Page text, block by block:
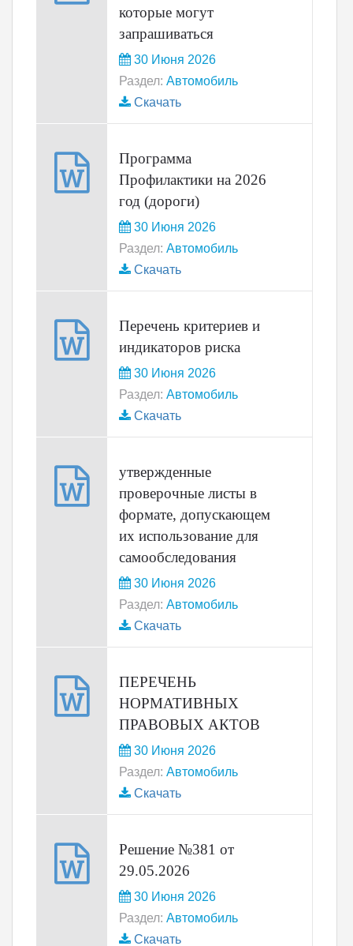
которые могут
запрашиваться
30 Июня 2026
Раздел: Автомобиль
Скачать
Программа
Профилактики на 2026
год (дороги)
30 Июня 2026
Раздел: Автомобиль
Скачать
Перечень критериев и
индикаторов риска
30 Июня 2026
Раздел: Автомобиль
Скачать
утвержденные
проверочные листы в
формате, допускающем
их использование для
самообследования
30 Июня 2026
Раздел: Автомобиль
Скачать
ПЕРЕЧЕНЬ
НОРМАТИВНЫХ
ПРАВОВЫХ АКТОВ
30 Июня 2026
Раздел: Автомобиль
Скачать
Решение №381 от
29.05.2026
30 Июня 2026
Раздел: Автомобиль
Скачать